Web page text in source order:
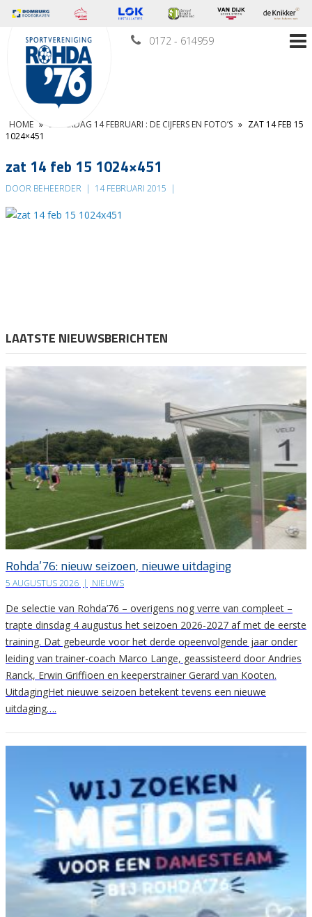
0172 - 614959
HOME » ZATERDAG 14 FEBRUARI : DE CIJFERS EN FOTO’S » ZAT 14 FEB 15
1024×451
zat 14 feb 15 1024×451
DOOR BEHEERDER | 14 FEBRUARI 2015 |
LAATSTE NIEUWSBERICHTEN
Rohda’76: nieuw seizoen, nieuwe uitdaging
5 AUGUSTUS 2026 | NIEUWS
De selectie van Rohda’76 – overigens nog verre van compleet –
trapte dinsdag 4 augustus het seizoen 2026-2027 af met de eerste
training. Dat gebeurde voor het derde opeenvolgende jaar onder
leiding van trainer-coach Marco Lange, geassisteerd door Andries
Ranck, Erwin Griffioen en keeperstrainer Gerard van Kooten.
UitdagingHet nieuwe seizoen betekent tevens een nieuwe
uitdaging….